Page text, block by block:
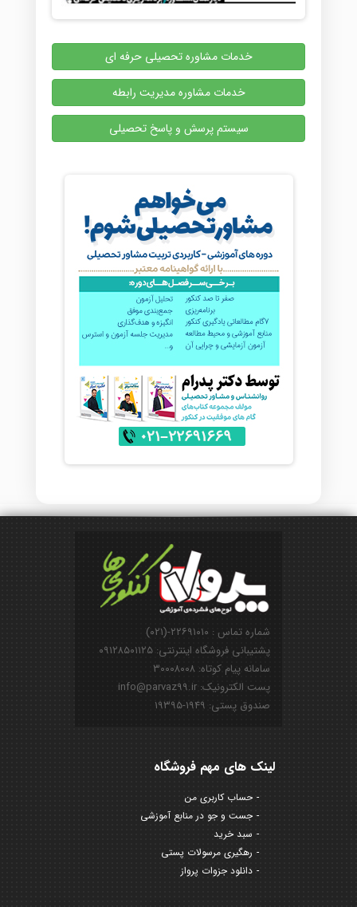
خدمات مشاوره تحصیلی حرفه ای
خدمات مشاوره مدیریت رابطه
سیستم پرسش و پاسخ تحصیلی
شماره تماس : ۲۲۶۹۱۰۱۰-(۰۲۱)
پشتیبانی فروشگاه اینترنتی: ۰۹۱۲۸۵۰۱۱۲۵
سامانه پیام کوتاه: ۳۰۰۰۸۰۰۸
پست الکترونیک: info@parvaz99.ir
صندوق پستی: ۱۹۴۹-۱۹۳۹۵
لینک های مهم فروشگاه
حساب کاربری من
جست و جو در منابع آموزشی
سبد خرید
رهگیری مرسولات پستی
دانلود جزوات پرواز